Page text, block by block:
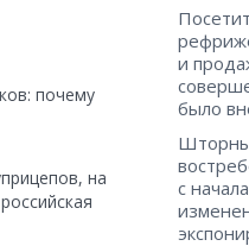
почему
на
и
было
с